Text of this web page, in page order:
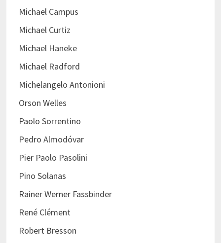
Michael Campus
Michael Curtiz
Michael Haneke
Michael Radford
Michelangelo Antonioni
Orson Welles
Paolo Sorrentino
Pedro Almodóvar
Pier Paolo Pasolini
Pino Solanas
Rainer Werner Fassbinder
René Clément
Robert Bresson